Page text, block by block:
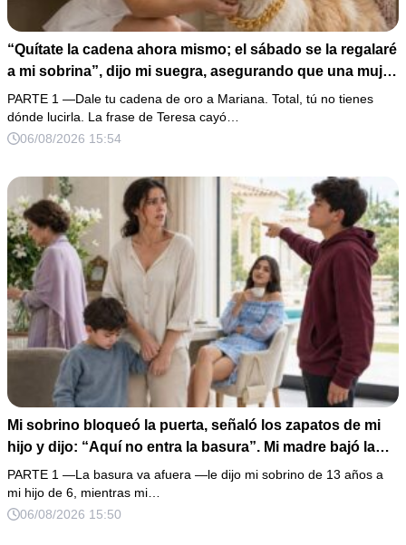
“Quítate la cadena ahora mismo; el sábado se la regalaré
a mi sobrina”, dijo mi suegra, asegurando que una mujer
con las manos marcadas por espinas no merecía 50
gramos de oro. Mi esposo guardó silencio, así que
obedecí con calma y le pedí que preparara la fiesta. Ella
completo que había intentado ocultar.
PARTE 1 —Dale tu cadena de oro a Mariana. Total, tú no tienes
dónde lucirla. La frase de Teresa cayó…
06/08/2026 15:54
Mi sobrino bloqueó la puerta, señaló los zapatos de mi
hijo y dijo: “Aquí no entra la basura”. Mi madre bajó la
mirada y mi hermana siguió tomando café como si nada.
Yo asentí, abracé a mi niño y me fui sin reclamar. Pero al
cancelar el depósito mensual descubrí que llevaba años
PARTE 1 —La basura va afuera —le dijo mi sobrino de 13 años a
mi hijo de 6, mientras mi…
06/08/2026 15:50